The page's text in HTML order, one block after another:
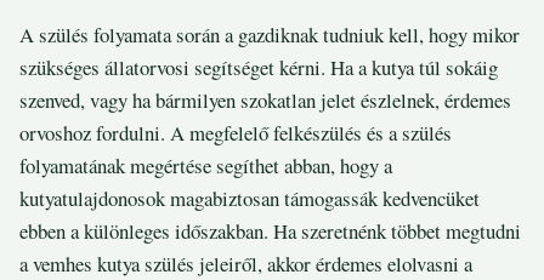
A szülés folyamata során a gazdiknak tudniuk kell, hogy mikor
szükséges állatorvosi segítséget kérni. Ha a kutya túl sokáig
szenved, vagy ha bármilyen szokatlan jelet észlelnek, érdemes
orvoshoz fordulni. A megfelelő felkészülés és a szülés
folyamatának megértése segíthet abban, hogy a
kutyatulajdonosok magabiztosan támogassák kedvencüket
ebben a különleges időszakban. Ha szeretnénk többet megtudni
a vemhes kutya szülés jeleiről, akkor érdemes elolvasni a